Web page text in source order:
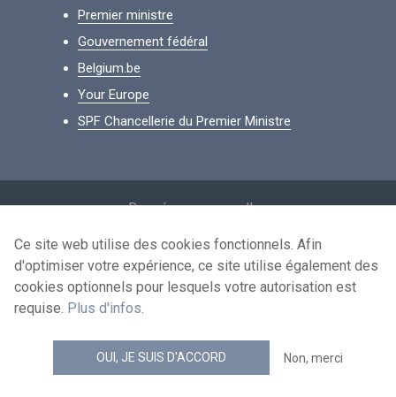
Premier ministre
Gouvernement fédéral
Belgium.be
Your Europe
SPF Chancellerie du Premier Ministre
Données personnelles
Conditions de réutilisation
Contactez-nous
news.belgium flux RSS
© 2026 - news.belgium.be
Ce site web utilise des cookies fonctionnels. Afin
d'optimiser votre expérience, ce site utilise également des
cookies optionnels pour lesquels votre autorisation est
requise. Plus d'infos.
OUI, JE SUIS D'ACCORD Non, merci